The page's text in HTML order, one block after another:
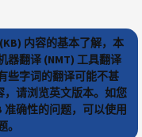
内容的基本了解，本
器翻译 (NMT) 工具翻译
些字词的翻译可能不甚
，请浏览英文版本。如您
准确性的问题，可以使用